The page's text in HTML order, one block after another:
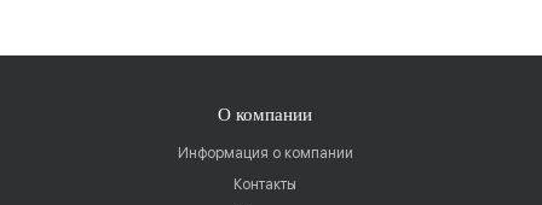
О компании
Информация о компании
Контакты